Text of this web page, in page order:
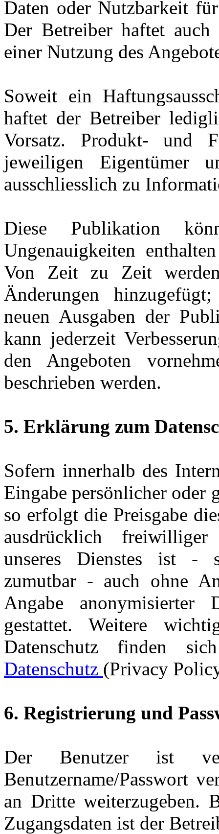
Daten oder Nutzbarkeit
Der Betreiber haftet
einer Nutzung des
Soweit ein
haftet der Betreiber
Vorsatz. Produkt- und
jeweiligen Eigentümer
ausschliesslich zu
Diese Publikation
Ungenauigkeiten
Von Zeit zu Zeit
Änderungen
neuen Ausgaben der
kann jederzeit
den Angeboten
beschrieben werden.
5. Erklärung zum
Sofern innerhalb des
Eingabe persönlicher oder
so erfolgt die Preisgabe
ausdrücklich
unseres Dienstes ist -
zumutbar - auch ohne
Angabe anonymisierter
gestattet. Weitere
Datenschutz finden
Datenschutz (Privacy
6. Registrierung und
Der Benutzer ist
Benutzername/Passwort
an Dritte weiterzugeben.
Zugangsdaten ist der